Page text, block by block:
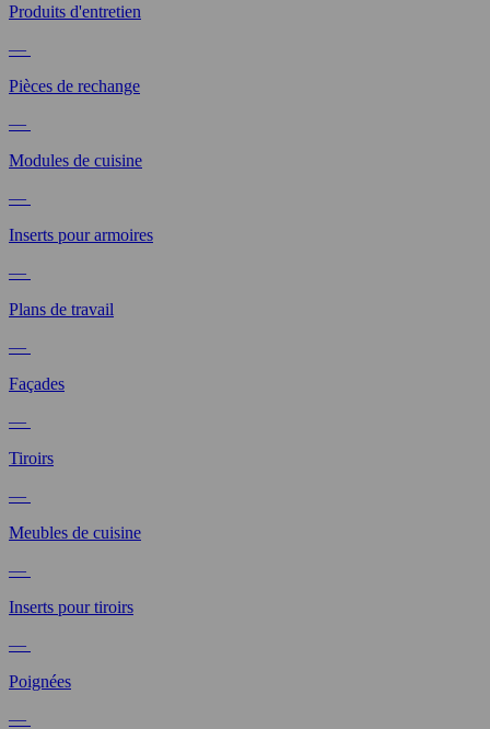
Produits d'entretien
—
Pièces de rechange
—
Modules de cuisine
—
Inserts pour armoires
—
Plans de travail
—
Façades
—
Tiroirs
—
Meubles de cuisine
—
Inserts pour tiroirs
—
Poignées
—